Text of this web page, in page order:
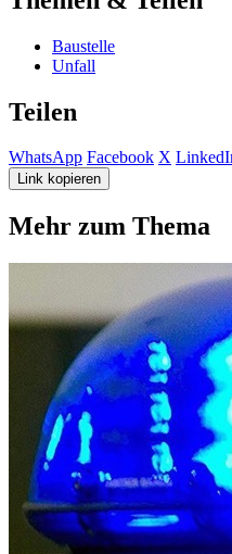
Baustelle
Unfall
Teilen
WhatsApp Facebook X
Link kopieren
Mehr zum Thema